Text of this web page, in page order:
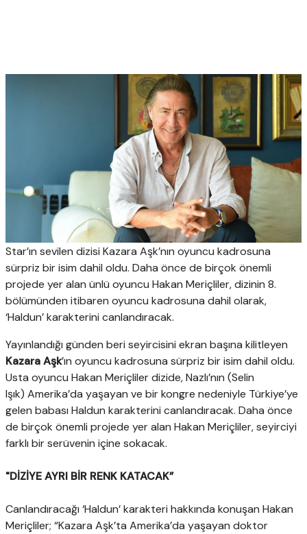
Star’ın sevilen dizisi Kazara Aşk’nın oyuncu kadrosuna
sürpriz bir isim dahil oldu. Daha önce de birçok önemli
projede yer alan ünlü oyuncu Hakan Meriçliler, dizinin 8.
bölümünden itibaren oyuncu kadrosuna dahil olarak,
‘Haldun’ karakterini canlandıracak.
Yayınlandığı günden beri seyircisini ekran başına kilitleyen
Kazara Aşk’ın oyuncu kadrosuna sürpriz bir isim dahil oldu.
Usta oyuncu Hakan Meriçliler dizide, Nazlı’nın (Selin
Işık) Amerika’da yaşayan ve bir kongre nedeniyle Türkiye’ye
gelen babası Haldun karakterini canlandıracak. Daha önce
de birçok önemli projede yer alan Hakan Meriçliler, seyirciyi
farklı bir serüvenin içine sokacak.
"DİZİYE AYRI BİR RENK KATACAK”
Canlandıracağı ‘Haldun’ karakteri hakkında konuşan Hakan
Meriçliler; “Kazara Aşk’ta Amerika’da yaşayan doktor